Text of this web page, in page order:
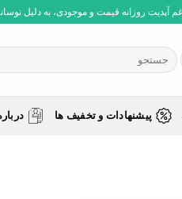
آپدیت روزانه قیمت و موجودی، به دلیل
جستجو
برای:
پیشنهادات و تخفیف ها